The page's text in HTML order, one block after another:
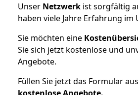
Unser Netzwerk ist sorgfältig
haben viele Jahre Erfahrung im
Sie möchten eine
Sie sich jetzt kostenlose und
Angebote.
Füllen Sie jetzt das Formular